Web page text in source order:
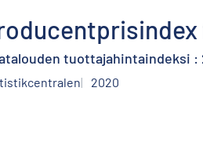
tuottajahintaindeksi :
2020